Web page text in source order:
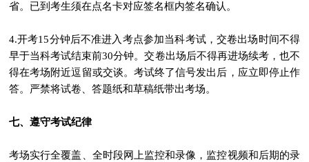
省。已到考生须在点名卡对应签名框内签名确认。
4.开考15分钟后不准进入考点参加当科考试，交卷出场时间不得
早于当科考试结束前30分钟。交卷出场后不得再进场续考，也不
得在考场附近逗留或交谈。考试终了信号发出后，应立即停止作
答。严禁将试卷、答题纸和草稿纸带出考场。
七、遵守考试纪律
考场实行全覆盖、全时段网上监控和录像，监控视频和后期的录